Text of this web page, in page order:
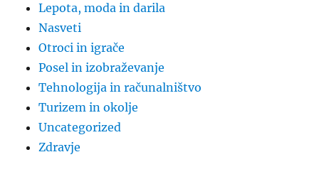
Lepota, moda in darila
Nasveti
Otroci in igrače
Posel in izobraževanje
Tehnologija in računalništvo
Turizem in okolje
Uncategorized
Zdravje